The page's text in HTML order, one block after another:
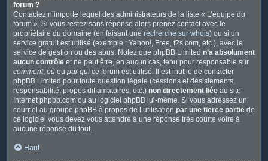
forum ?
Contactez n’importe lequel des administrateurs de la liste « L’équipe du
forum ». Si vous restez sans réponse alors prenez contact avec le
propriétaire du domaine (en faisant une recherche sur whois) ou si un
service gratuit est utilisé (exemple : Yahoo!, Free, f2s.com, etc.), avec le
service de gestion ou des abus. Notez que phpBB Limited n’a absolument
aucun contrôle et ne peut être, en aucun cas, tenu pour responsable sur
comment, où ou par qui ce forum est utilisé. Il est inutile de contacter
phpBB Limited pour toute question légale (cessions et désistements,
responsabilité, propos diffamatoires, etc.) non directement liée au site
Internet phpbb.com ou au logiciel phpBB lui-même. Si vous adressez un
courriel au groupe phpBB à propos de l’utilisation par une tierce partie de
ce logiciel vous devez vous attendre à une réponse très courte voire à
aucune réponse du tout.
Haut